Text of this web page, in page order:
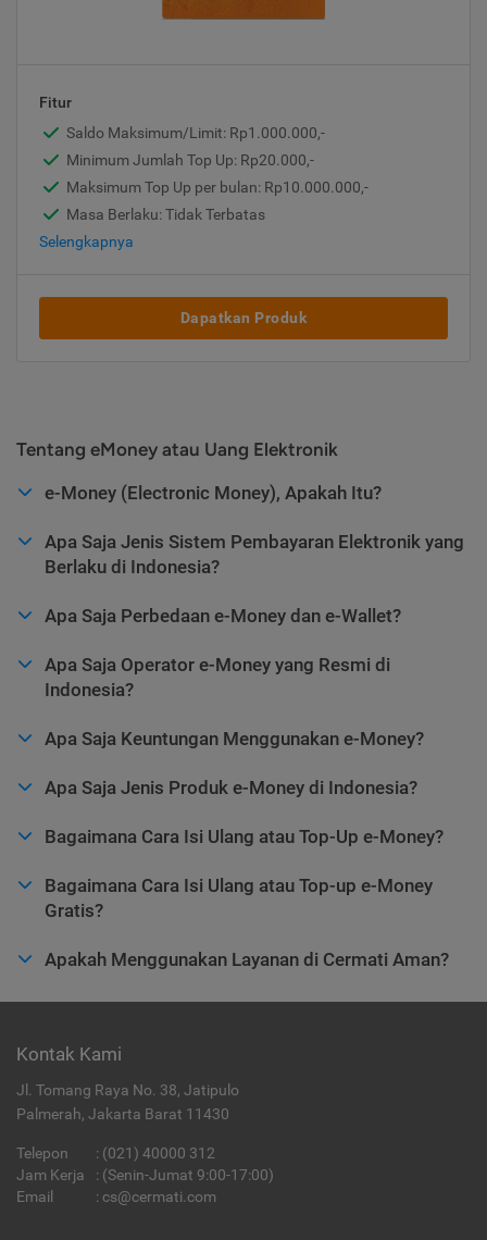
Fitur
Saldo Maksimum/Limit: Rp1.000.000,-
Minimum Jumlah Top Up: Rp20.000,-
Maksimum Top Up per bulan: Rp10.000.000,-
Masa Berlaku: Tidak Terbatas
Selengkapnya
Dapatkan Produk
Tentang eMoney atau Uang Elektronik
e-Money (Electronic Money), Apakah Itu?
Apa Saja Jenis Sistem Pembayaran Elektronik yang
Berlaku di Indonesia?
Apa Saja Perbedaan e-Money dan e-Wallet?
Apa Saja Operator e-Money yang Resmi di
Indonesia?
Apa Saja Keuntungan Menggunakan e-Money?
Apa Saja Jenis Produk e-Money di Indonesia?
Bagaimana Cara Isi Ulang atau Top-Up e-Money?
Bagaimana Cara Isi Ulang atau Top-up e-Money
Gratis?
Apakah Menggunakan Layanan di Cermati Aman?
Kontak Kami
Jl. Tomang Raya No. 38, Jatipulo
Palmerah, Jakarta Barat 11430
Telepon : (021) 40000 312
Jam Kerja
: (Senin-Jumat 9:00-17:00)
Email
: cs@cermati.com